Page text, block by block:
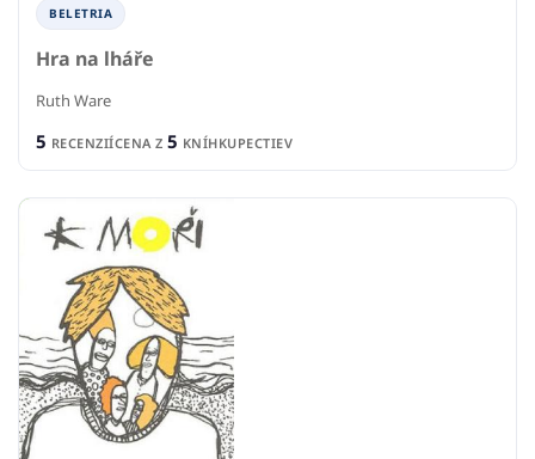
BELETRIA
Hra na lháře
Ruth Ware
5 RECENZIÍCENA Z 5 KNÍHKUPECTIEV